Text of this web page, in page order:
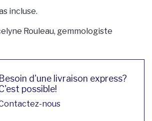
incluse.
Rouleau, gemmologiste
Besoin d'une livraison express?
possible!
nous